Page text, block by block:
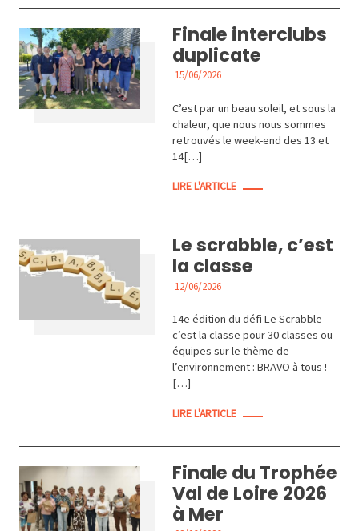
Finale interclubs
duplicate
15/06/2026
C’est par un beau soleil, et sous la
chaleur, que nous nous sommes
retrouvés le week-end des 13 et
14[…]
LIRE L'ARTICLE
Le scrabble, c’est
la classe
12/06/2026
14e édition du défi Le Scrabble
c’est la classe pour 30 classes ou
équipes sur le thème de
l’environnement : BRAVO à tous !
[…]
LIRE L'ARTICLE
Finale du Trophée
Val de Loire 2026
à Mer